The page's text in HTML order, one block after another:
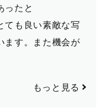
ったと
ても良い素敵な写
ます。また機会が
もっと見る